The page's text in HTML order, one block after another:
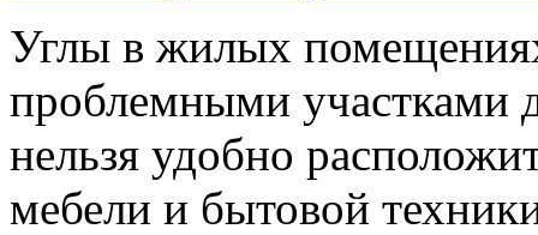
Углы в жилых
проблемными участками
нельзя удобно
мебели и бытовой